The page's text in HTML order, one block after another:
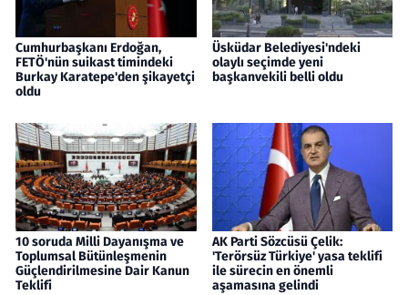
Cumhurbaşkanı Erdoğan,
FETÖ'nün suikast timindeki
Burkay Karatepe'den şikayetçi
oldu
Üsküdar Belediyesi'ndeki
olaylı seçimde yeni
başkanvekili belli oldu
10 soruda Milli Dayanışma ve
Toplumsal Bütünleşmenin
Güçlendirilmesine Dair Kanun
Teklifi
AK Parti Sözcüsü Çelik:
'Terörsüz Türkiye' yasa teklifi
ile sürecin en önemli
aşamasına gelindi